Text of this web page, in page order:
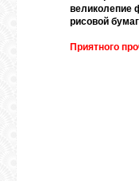
великолепие
рисовой
Приятного